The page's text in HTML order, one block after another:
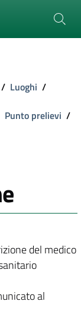
/ Luoghi /
Punto prelievi /
del medico
al